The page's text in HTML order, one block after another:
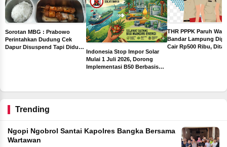
Sorotan MBG : Prabowo
Perintahkan Dudung Cek
Dapur Disuspend Tapi Diduga
Indonesia Stop Impor Solar
Mulai 1 Juli 2026, Dorong
Implementasi B50 Berbasis
THR PPPK Paruh
Bandar Lampung
Cair Rp500 Ribu,
Trending
Ngopi Ngobrol Santai Kapolres Bangka Bersama
Wartawan